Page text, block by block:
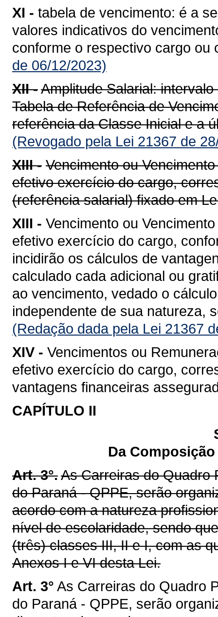
XI - tabela de vencimento: é a
valores indicativos do
conforme o respectivo cargo ou
de 06/12/2023)
XII -Amplitude Salarial:
Tabela de Referência de
referência da Classe Inicial e a
(Revogado pela Lei 21367 de
XIII - Vencimento ou
efetivo exercício do cargo,
(referência salarial) fixado em
XIII - Vencimento ou
efetivo exercício do cargo,
incidirão os cálculos de
calculado cada adicional ou
ao vencimento, vedado o
independente de sua natureza,
(Redação dada pela Lei 21367
XIV - Vencimentos ou
efetivo exercício do cargo,
vantagens financeiras
CAPÍTULO II
Da
Art. 3°.As Carreiras do Quadro
do Paraná - QPPE, serão
acordo com a natureza
nível de escolaridade, sendo
(três) classes III, II e I, com as
Anexos I e VI desta Lei.
Art. 3° As Carreiras do Quadro
do Paraná - QPPE, serão